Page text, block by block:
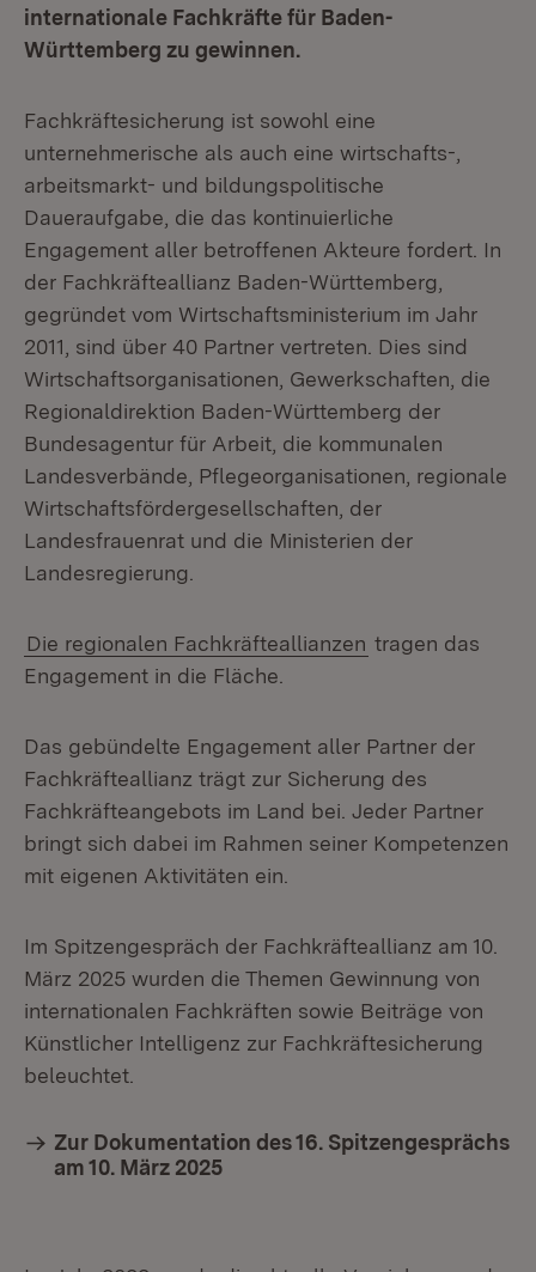
internationale Fachkräfte für Baden-
Württemberg zu gewinnen.
Fachkräftesicherung ist sowohl eine
unternehmerische als auch eine wirtschafts-,
arbeitsmarkt- und bildungspolitische
Daueraufgabe, die das kontinuierliche
Engagement aller betroffenen Akteure fordert. In
der Fachkräfteallianz Baden-Württemberg,
gegründet vom Wirtschaftsministerium im Jahr
2011, sind über 40 Partner vertreten. Dies sind
Wirtschaftsorganisationen, Gewerkschaften, die
Regionaldirektion Baden-Württemberg der
Bundesagentur für Arbeit, die kommunalen
Landesverbände, Pflegeorganisationen, regionale
Wirtschaftsfördergesellschaften, der
Landesfrauenrat und die Ministerien der
Landesregierung.
Die regionalen Fachkräfteallianzen tragen das
Engagement in die Fläche.
Das gebündelte Engagement aller Partner der
Fachkräfteallianz trägt zur Sicherung des
Fachkräfteangebots im Land bei. Jeder Partner
bringt sich dabei im Rahmen seiner Kompetenzen
mit eigenen Aktivitäten ein.
Im Spitzengespräch der Fachkräfteallianz am 10.
März 2025 wurden die Themen Gewinnung von
internationalen Fachkräften sowie Beiträge von
Künstlicher Intelligenz zur Fachkräftesicherung
beleuchtet.
Zur Dokumentation des 16. Spitzengesprächs
am 10. März 2025